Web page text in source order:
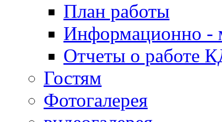
План работы
Информационно -
Отчеты о работе
Гостям
Фотогалерея